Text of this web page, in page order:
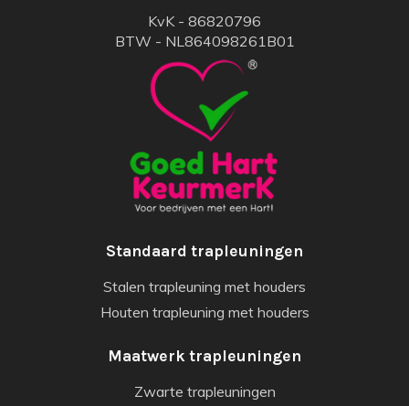
KvK - 86820796
BTW - NL864098261B01
Standaard trapleuningen
Stalen trapleuning met houders
Houten trapleuning met houders
Maatwerk trapleuningen
Zwarte trapleuningen